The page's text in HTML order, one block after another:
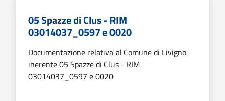
05 Spazze di Clus - RIM
03014037_0597 e 0020
Documentazione relativa al Comune di Livigno
inerente 05 Spazze di Clus - RIM
03014037_0597 e 0020